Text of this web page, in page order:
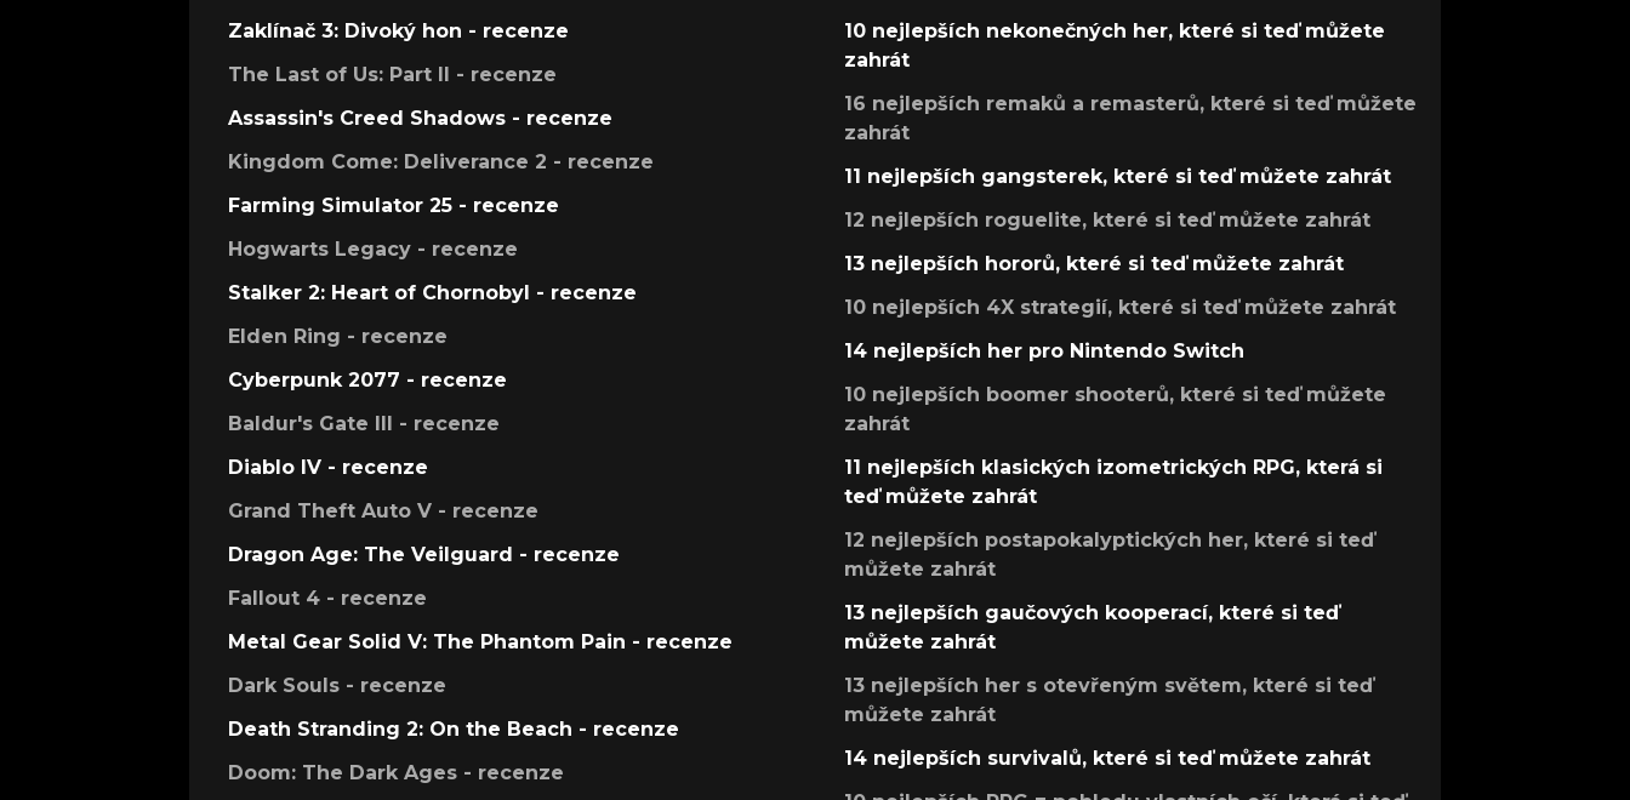
Zaklínač 3: Divoký hon - recenze
The Last of Us: Part II - recenze
Assassin's Creed Shadows - recenze
Kingdom Come: Deliverance 2 - recenze
Farming Simulator 25 - recenze
Hogwarts Legacy - recenze
Stalker 2: Heart of Chornobyl - recenze
Elden Ring - recenze
Cyberpunk 2077 - recenze
Baldur's Gate III - recenze
Diablo IV - recenze
Grand Theft Auto V - recenze
Dragon Age: The Veilguard - recenze
Fallout 4 - recenze
Metal Gear Solid V: The Phantom Pain - recenze
Dark Souls - recenze
Death Stranding 2: On the Beach - recenze
Doom: The Dark Ages - recenze
10 nejlepších nekonečných her, které si teď můžete
zahrát
16 nejlepších remaků a remasterů, které si teď můžete
zahrát
11 nejlepších gangsterek, které si teď můžete zahrát
12 nejlepších roguelite, které si teď můžete zahrát
13 nejlepších hororů, které si teď můžete zahrát
10 nejlepších 4X strategií, které si teď můžete zahrát
14 nejlepších her pro Nintendo Switch
10 nejlepších boomer shooterů, které si teď můžete
zahrát
11 nejlepších klasických izometrických RPG, která si
teď můžete zahrát
12 nejlepších postapokalyptických her, které si teď
můžete zahrát
13 nejlepších gaučových kooperací, které si teď
můžete zahrát
13 nejlepších her s otevřeným světem, které si teď
můžete zahrát
14 nejlepších survivalů, které si teď můžete zahrát